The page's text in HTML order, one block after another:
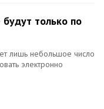
только по
лишь небольшое число
электронно